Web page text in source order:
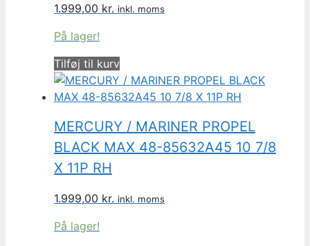
1.999,00 kr. inkl. moms
På lager!
Tilføj til kurv
MERCURY / MARINER PROPEL
BLACK MAX 48-85632A45 10 7/8
X 11P RH
1.999,00 kr. inkl. moms
På lager!